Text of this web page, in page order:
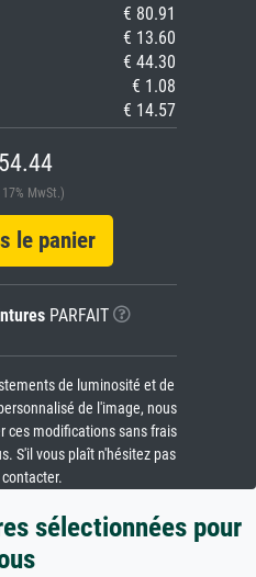
€ 80.91
€ 13.60
€ 44.30
€ 1.08
€ 14.57
MwSt.)
le panier
PARFAIT
de luminosité et de
de l'image, nous
ces modifications sans frais
S'il vous plaît n'hésitez pas
sélectionnées pour